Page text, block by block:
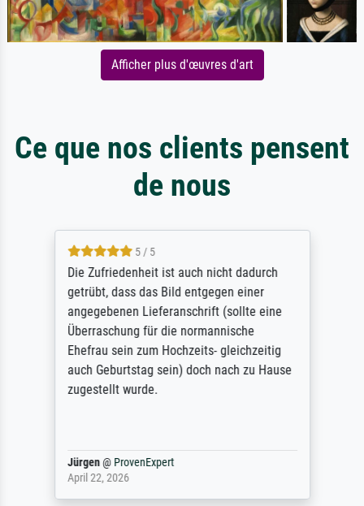
Afficher plus d'œuvres d'art
Ce que nos clients pensent
de nous
5 / 5
Die Zufriedenheit ist auch nicht dadurch
getrübt, dass das Bild entgegen einer
angegebenen Lieferanschrift (sollte eine
Überraschung für die normannische
Ehefrau sein zum Hochzeits- gleichzeitig
auch Geburtstag sein) doch nach zu Hause
zugestellt wurde.
Jürgen@ ProvenExpert
April 22, 2026